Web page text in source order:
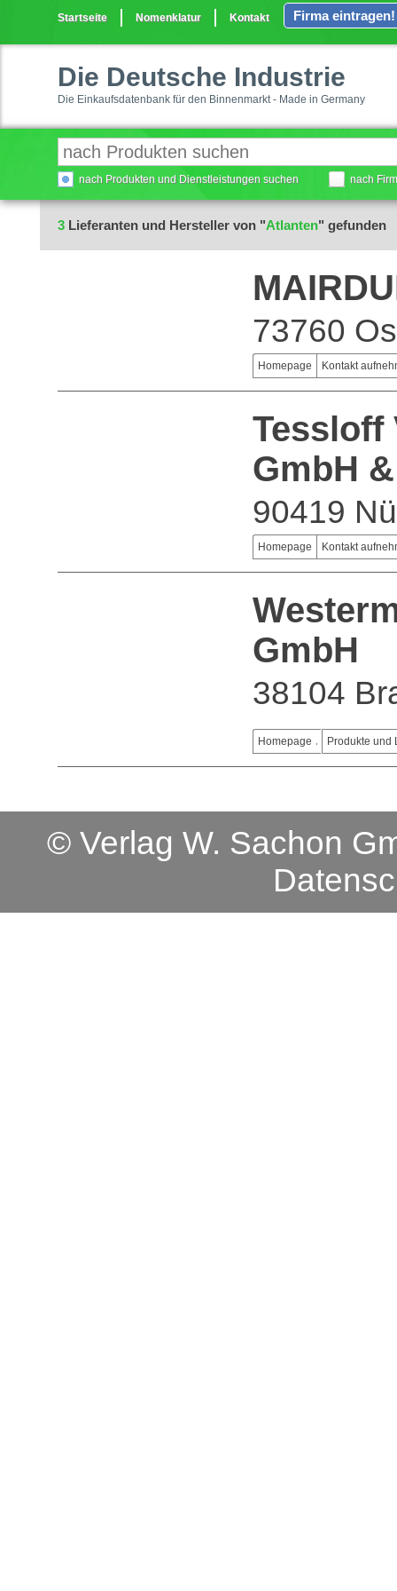
Startseite Nomenklatur Kontakt Firma eintragen!
Die Deutsche Industrie
Die Einkaufsdatenbank für den Binnenmarkt - Made in Germany
nach Produkten und Dienstleistungen suchen nach
3 Lieferanten und Hersteller von "Atlanten" gefunden
73760
Homepage Kontakt
Tessloff
GmbH
90419
Homepage Kontakt
GmbH
38104
Homepage Produkte und
© Verlag W. Sachon